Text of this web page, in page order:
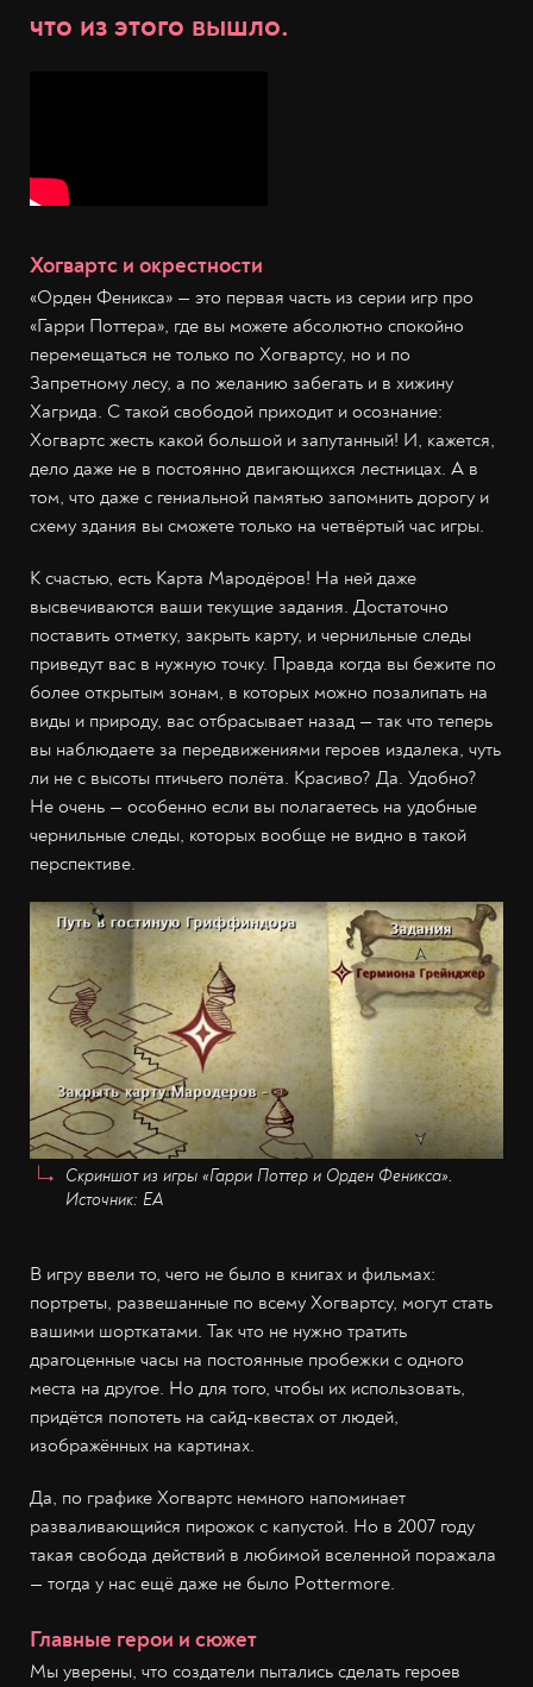
что из этого вышло.
Хогвартс и окрестности
«Орден Феникса» — это первая часть из серии игр про
«Гарри Поттера», где вы можете абсолютно спокойно
перемещаться не только по Хогвартсу, но и по
Запретному лесу, а по желанию забегать и в хижину
Хагрида. С такой свободой приходит и осознание:
Хогвартс жесть какой большой и запутанный! И, кажется,
дело даже не в постоянно двигающихся лестницах. А в
том, что даже с гениальной памятью запомнить дорогу и
схему здания вы сможете только на четвёртый час игры.
К счастью, есть Карта Мародёров! На ней даже
высвечиваются ваши текущие задания. Достаточно
поставить отметку, закрыть карту, и чернильные следы
приведут вас в нужную точку. Правда когда вы бежите по
более открытым зонам, в которых можно позалипать на
виды и природу, вас отбрасывает назад — так что теперь
вы наблюдаете за передвижениями героев издалека, чуть
ли не с высоты птичьего полёта. Красиво? Да. Удобно?
Не очень — особенно если вы полагаетесь на удобные
чернильные следы, которых вообще не видно в такой
перспективе.
Скриншот из игры «Гарри Поттер и Орден Феникса».
Источник: EA
В игру ввели то, чего не было в книгах и фильмах:
портреты, развешанные по всему Хогвартсу, могут стать
вашими шорткатами. Так что не нужно тратить
драгоценные часы на постоянные пробежки с одного
места на другое. Но для того, чтобы их использовать,
придётся попотеть на сайд-квестах от людей,
изображённых на картинах.
Да, по графике Хогвартс немного напоминает
разваливающийся пирожок с капустой. Но в 2007 году
такая свобода действий в любимой вселенной поражала
— тогда у нас ещё даже не было Pottermore.
Главные герои и сюжет
Мы уверены, что создатели пытались сделать героев